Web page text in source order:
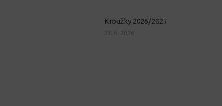
Kroužky 2026/2027
23. 6. 2026